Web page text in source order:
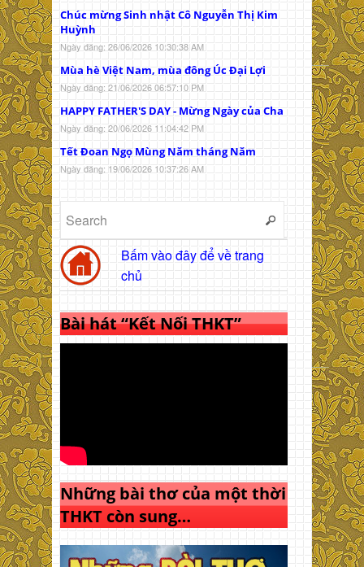
Chúc mừng Sinh nhật Cô Nguyễn Thị Kim
Huỳnh
Ngày đăng: 26/06/2026 10:30:38 AM
Mùa hè Việt Nam, mùa đông Úc Đại Lợi
Ngày đăng: 21/06/2026 06:57:10 PM
HAPPY FATHER'S DAY - Mừng Ngày của Cha
Ngày đăng: 20/06/2026 11:04:42 PM
Tết Đoan Ngọ Mùng Năm tháng Năm
Ngày đăng: 19/06/2026 10:37:26 AM
Bấm vào đây để về trang
chủ
Bài hát “Kết Nối THKT”
Những bài thơ của một thời
THKT còn sung…